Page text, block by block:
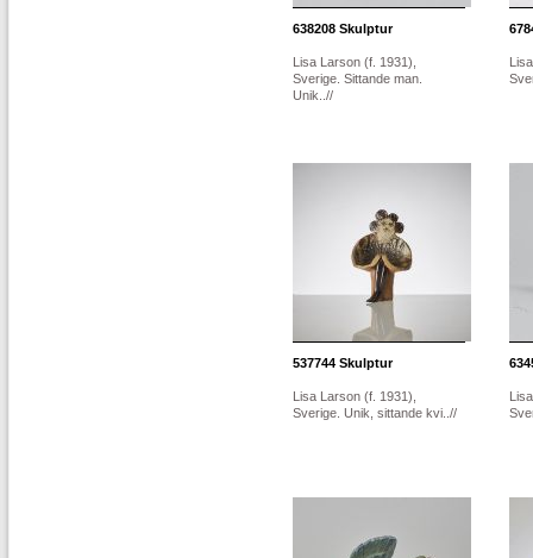
638208 Skulptur
Lisa Larson (f. 1931),
Sverige. Sittande man.
Unik..//
537744 Skulptur
Lisa Larson (f. 1931),
Sverige. Unik, sittande kvi..//